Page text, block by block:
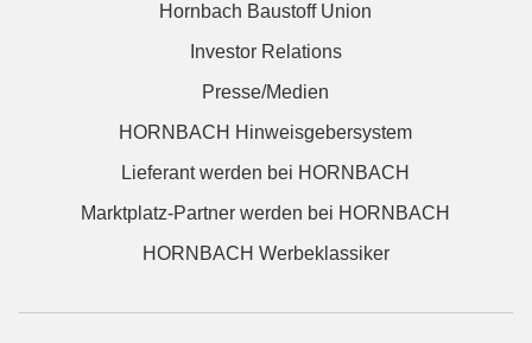
Hornbach Baustoff Union
Investor Relations
Presse/Medien
HORNBACH Hinweisgebersystem
Lieferant werden bei HORNBACH
Marktplatz-Partner werden bei HORNBACH
HORNBACH Werbeklassiker